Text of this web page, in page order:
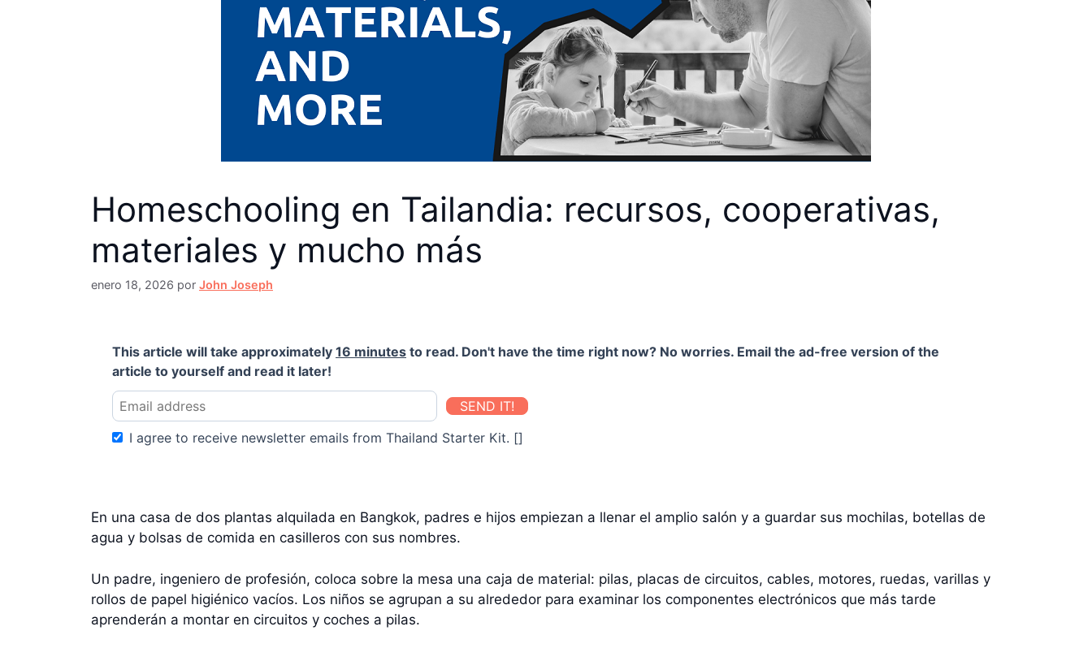
Homeschooling en Tailandia: recursos, cooperativas,
materiales y mucho más
enero 18, 2026 por John Joseph
This article will take approximately 16 minutes to read. Don't have the time right now? No worries. Email the ad-free version of the
article to yourself and read it later!
SEND IT!
I agree to receive newsletter emails from Thailand Starter Kit. []
En una casa de dos plantas alquilada en Bangkok, padres e hijos empiezan a llenar el amplio salón y a guardar sus mochilas, botellas de
agua y bolsas de comida en casilleros con sus nombres.
Un padre, ingeniero de profesión, coloca sobre la mesa una caja de material: pilas, placas de circuitos, cables, motores, ruedas, varillas y
rollos de papel higiénico vacíos. Los niños se agrupan a su alrededor para examinar los componentes electrónicos que más tarde
aprenderán a montar en circuitos y coches a pilas.